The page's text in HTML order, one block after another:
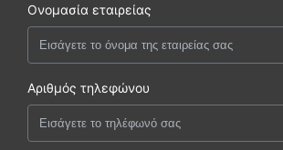
Ονομασία εταιρείας
Αριθμός τηλεφώνου